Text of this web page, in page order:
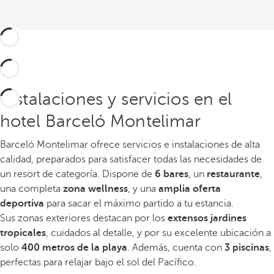
Instalaciones y servicios en el
hotel Barceló Montelimar
Barceló Montelimar ofrece servicios e instalaciones de alta
calidad, preparados para satisfacer todas las necesidades de
un resort de categoría. Dispone de 6 bares , un restaurante
una completa zona wellness , y una amplia oferta
deportiva para sacar el máximo partido a tu estancia.
Sus zonas exteriores destacan por los extensos jardines
tropicales , cuidados al detalle, y por su excelente ubicación a
solo 400 metros de la playa . Además, cuenta con 3 piscinas
perfectas para relajar bajo el sol del Pacífico.